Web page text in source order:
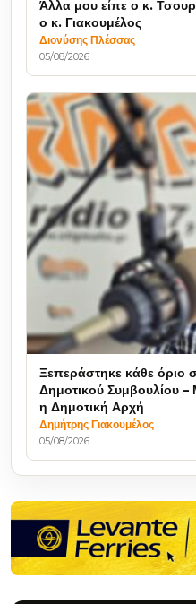
Άλλα μου είπε ο κ.
ο κ. Γιακουμέλος
Διονύσης Πλέσσας
05/08/2026
Ξεπεράστηκε κάθε όριο
Δημοτικού Συμβουλίου
η Δημοτική Αρχή
Δημήτρης Γιακουμέλος
05/08/2026